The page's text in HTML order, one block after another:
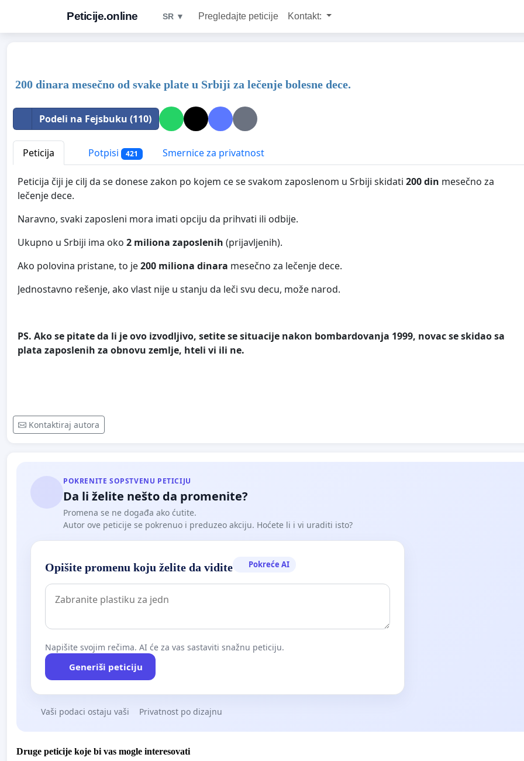
Peticije.online SR ▼ Pregledajte peticije Kontakt:
200 dinara mesečno od svake plate u Srbiji za lečenje bolesne dece.
Podeli na Fejsbuku (110)
Peticija Potpisi 421 Smernice za privatnost
Peticija čiji je cilj da se donese zakon po kojem ce se svakom zaposlenom u Srbiji skidati 200 din mesečno za
lečenje dece.
Naravno, svaki zaposleni mora imati opciju da prihvati ili odbije.
Ukupno u Srbiji ima oko 2 miliona zaposlenih (prijavljenih).
Ako polovina pristane, to je200 miliona dinara mesečno za lečenje dece.
Jednostavno rešenje, ako vlast nije u stanju da leči svu decu, može narod.
PS. Ako se pitate da li je ovo izvodljivo, setite se situacije nakon bombardovanja 1999, novac se skidao sa
plata zaposlenih za obnovu zemlje, hteli vi ili ne.
Kontaktiraj autora
POKRENITE SOPSTVENU PETICIJU
Da li želite nešto da promenite?
Promena se ne događa ako ćutite.
Autor ove peticije se pokrenuo i preduzeo akciju. Hoćete li i vi uraditi isto?
Opišite promenu koju želite da vidite Pokreće AI
Napišite svojim rečima. AI će za vas sastaviti snažnu peticiju.
Generiši peticiju
Vaši podaci ostaju vaši Privatnost po dizajnu
Druge peticije koje bi vas mogle interesovati